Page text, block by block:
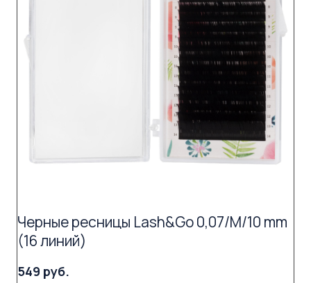
Черные ресницы Lash&Go 0,07/M/10 mm
(16 линий)
549 руб.